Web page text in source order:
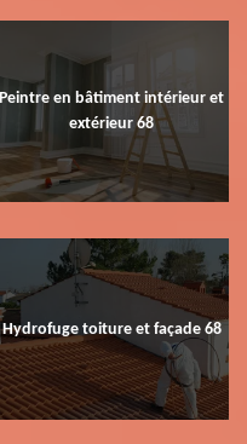
Peintre en bâtiment intérieur et
extérieur 68
Hydrofuge toiture et façade 68